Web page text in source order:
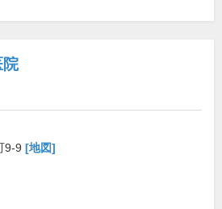
院
9-9 [地図]